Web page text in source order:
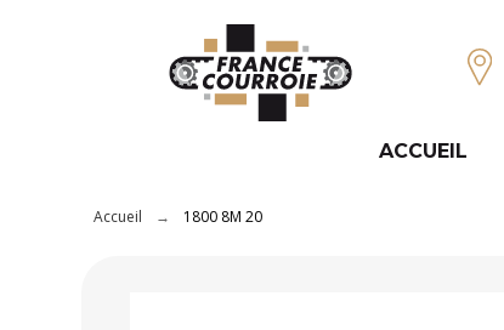
ACCUEIL
Accueil 1800 8M 20